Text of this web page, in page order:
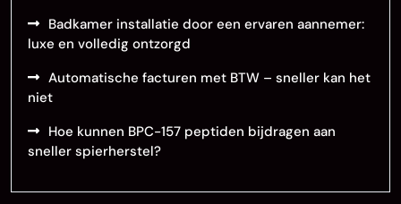
Badkamer installatie door een ervaren aannemer:
luxe en volledig ontzorgd
Automatische facturen met BTW – sneller kan het
niet
Hoe kunnen BPC-157 peptiden bijdragen aan
sneller spierherstel?